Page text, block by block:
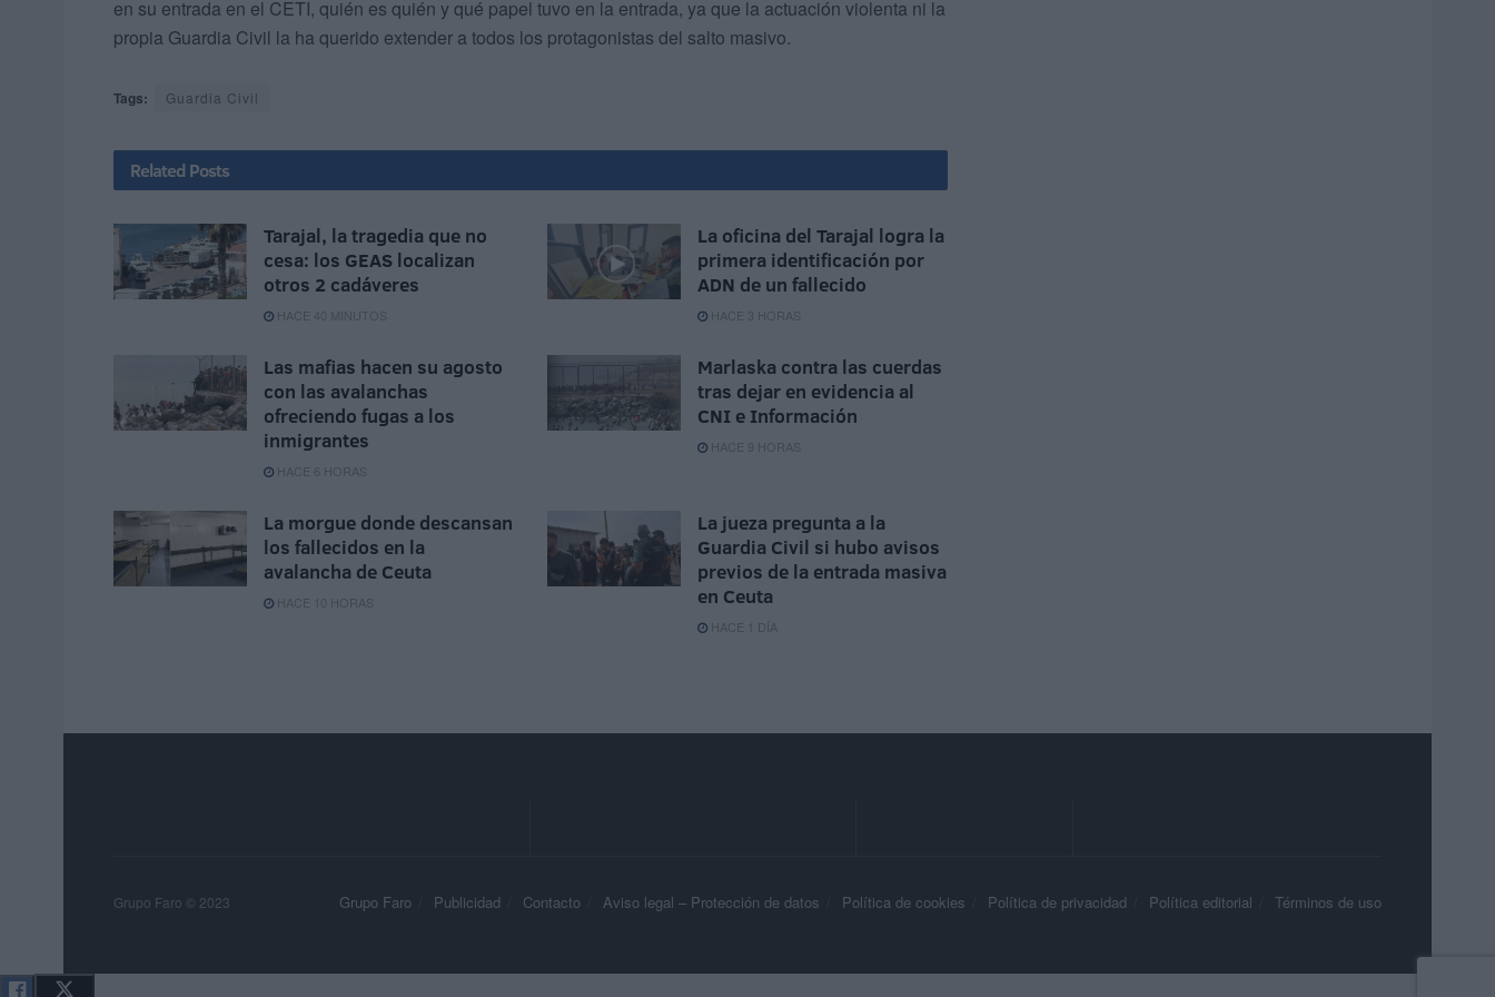
en su entrada en el CETI, quién es quién y qué papel tuvo en la entrada, ya que la actuación violenta ni la
propia Guardia Civil la ha querido extender a todos los protagonistas del salto masivo.
Tags: Guardia Civil
Related Posts
Tarajal, la tragedia que no
cesa: los GEAS localizan
otros 2 cadáveres
HACE 40 MINUTOS
La oficina del Tarajal logra la
primera identificación por
ADN de un fallecido
HACE 3 HORAS
Las mafias hacen su agosto
con las avalanchas
ofreciendo fugas a los
inmigrantes
HACE 6 HORAS
Marlaska contra las cuerdas
tras dejar en evidencia al
CNI e Información
HACE 9 HORAS
La morgue donde descansan
los fallecidos en la
avalancha de Ceuta
HACE 10 HORAS
La jueza pregunta a la
Guardia Civil si hubo avisos
previos de la entrada masiva
en Ceuta
HACE 1 DÍA
Grupo Faro Publicidad Contacto Aviso legal – Protección de datos Política de cookies Política de privacidad Política editorial Términos de uso
Grupo Faro © 2023